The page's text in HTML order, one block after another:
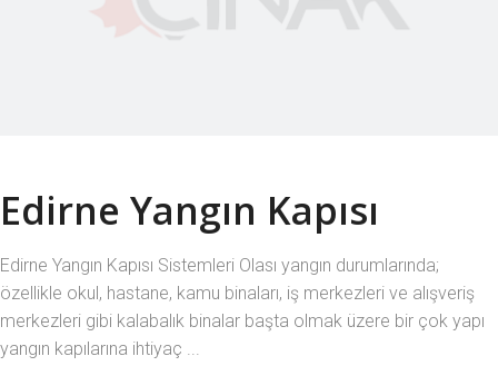
Edirne Yangın Kapısı
Edirne Yangın Kapısı Sistemleri Olası yangın durumlarında;
özellikle okul, hastane, kamu binaları, iş merkezleri ve alışveriş
merkezleri gibi kalabalık binalar başta olmak üzere bir çok yapı
yangın kapılarına ihtiyaç ...